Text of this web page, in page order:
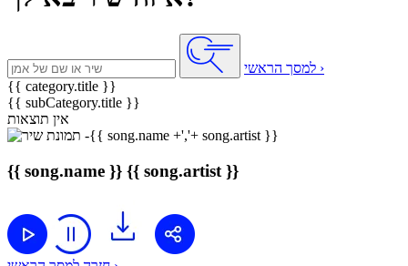
למסך הראשי ›
{{ category.title }}
{{ subCategory.title }}
אין תוצאות
{{ song.name }} {{ song.artist }}